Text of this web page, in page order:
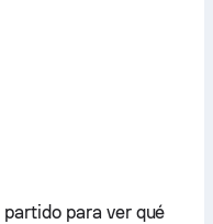
para ver qué